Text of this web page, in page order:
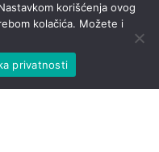
korišćenja ovog
kolačića. Možete i
privatnosti